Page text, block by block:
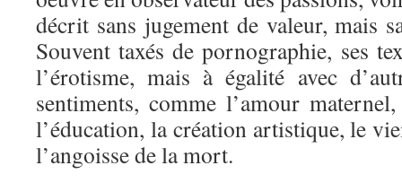
décrit sans jugement de valeur, mais
Souvent taxés de pornographie, ses
l’érotisme, mais à égalité avec
sentiments, comme l’amour
l’éducation, la création artistique, le
l’angoisse de la mort.